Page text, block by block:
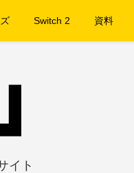
Switch 2 資料
イト